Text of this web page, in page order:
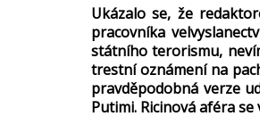
Ukázalo se, že
pracovníka
státního terorismu,
trestní oznámení na
pravděpodobná verze
Putimi. Ricinová aféra